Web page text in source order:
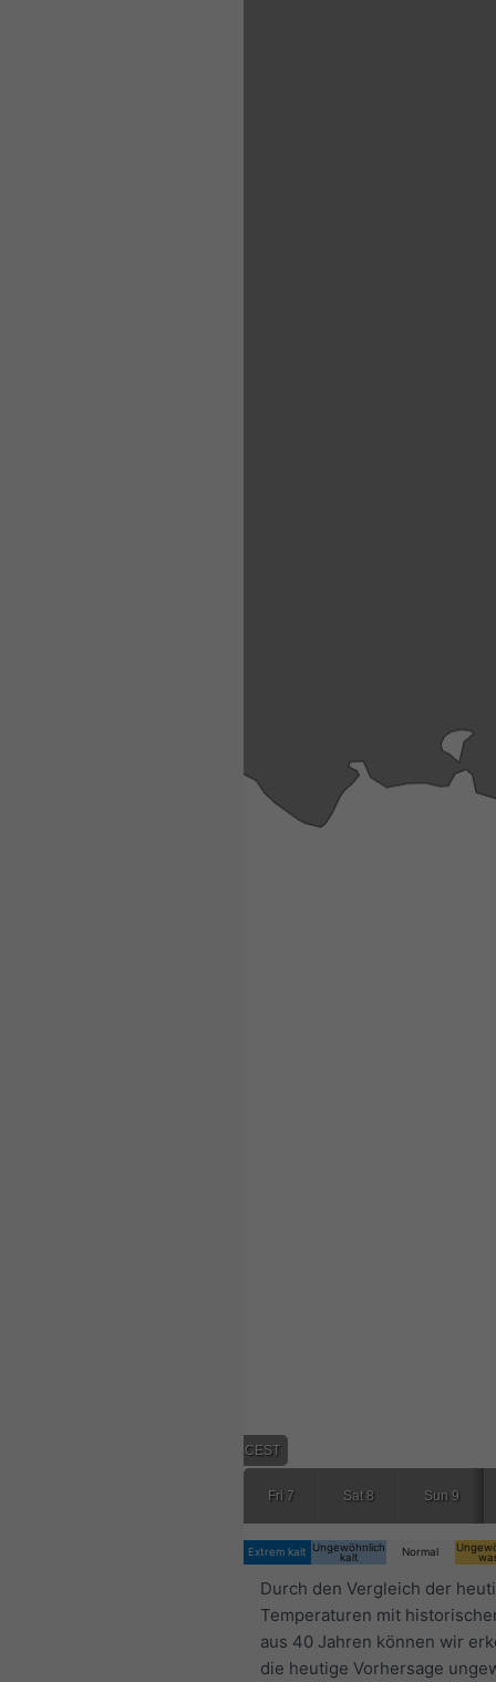
18:00 CEST
Fri 7 Sat 8 Sun 9
Extrem kalt
Ungewöhnlich
kalt
Normal
Durch den Vergleich der
Temperaturen mit
aus 40 Jahren können wir
die heutige Vorhersage